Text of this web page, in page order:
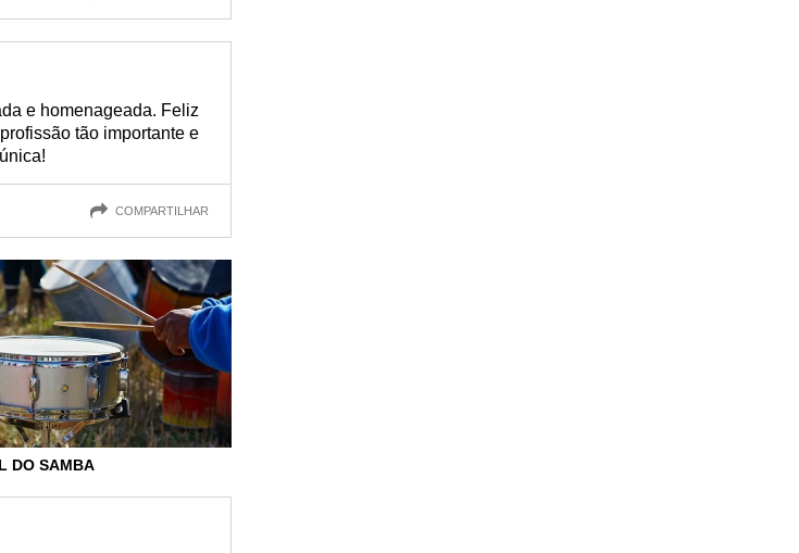
e homenageada. Feliz
tão importante e
COMPARTILHAR
DO SAMBA